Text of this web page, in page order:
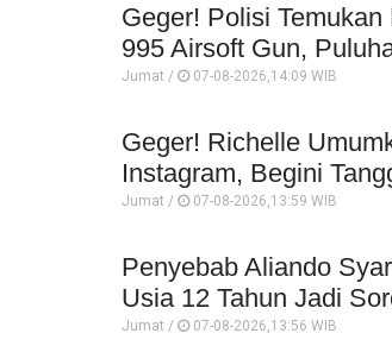
Geger! Polisi
995 Airsoft Gun,
Jumat / 07-08-2026,14:09 WIB
Geger! Richelle
Instagram, Begini
Jumat / 07-08-2026,13:59 WIB
Penyebab Aliando
Usia 12 Tahun Jadi
Jumat / 07-08-2026,13:56 WIB